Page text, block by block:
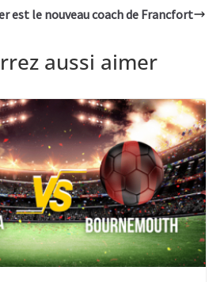
est le nouveau coach de Francfort
aussi aimer